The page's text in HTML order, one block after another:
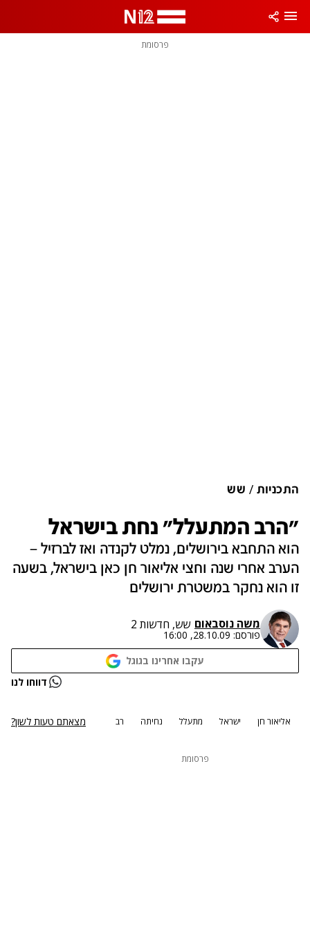
פרסומת
התכניות שש
"הרב המתעלל" נחת בישראל
הוא התחבא בירושלים, נמלט לקנדה ואז לברזיל –
הערב אחרי שנה וחצי אליאור חן כאן בישראל, בשעה
זו הוא נחקר במשטרת ירושלים
משה נוסבאום שש, חדשות 2
פורסם: 28.10.09, 16:00
עקבו אחרינו בגוגל
דווחו לנו
אליאור חן ישראל מתעלל נחיתה רב מצאתם טעות לשון?
פרסומת